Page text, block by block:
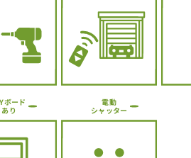
ボード
あり
電動
シャッター